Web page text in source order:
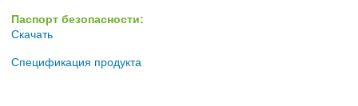
Паспорт безопасности:
Скачать
Спецификация продукта